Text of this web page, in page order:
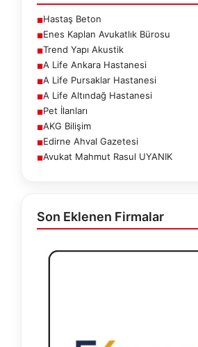
■Hastaş Beton
■Enes Kaplan Avukatlık Bürosu
■Trend Yapı Akustik
■A Life Ankara Hastanesi
■A Life Pursaklar Hastanesi
■A Life Altındağ Hastanesi
■Pet İlanları
■AKG Bilişim
■Edirne Ahval Gazetesi
■Avukat Mahmut Rasul UYANIK
Son Eklenen Firmalar